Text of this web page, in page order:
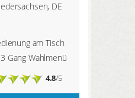
DE
am Tisch
Gang Wahlmenü
4.8/5